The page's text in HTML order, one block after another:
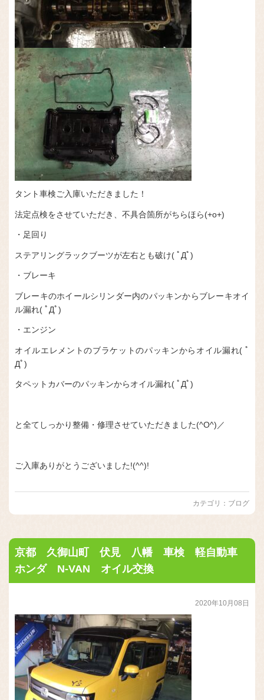
タント車検ご入庫いただきました！
法定点検をさせていただき、不具合箇所がちらほら(+o+)
・足回り
ステアリングラックブーツが左右とも破け( ﾟДﾟ)
・ブレーキ
ブレーキのホイールシリンダー内のパッキンからブレーキオイ
ル漏れ( ﾟДﾟ)
・エンジン
オイルエレメントのブラケットのパッキンからオイル漏れ( ﾟ
Дﾟ)
タペットカバーのパッキンからオイル漏れ( ﾟДﾟ)
と全てしっかり整備・修理させていただきました(^O^)／
ご入庫ありがとうございました!(^^)!
カテゴリ： ブログ
京都 久御山町 伏見 八幡 車検 軽自動車
ホンダ N-VAN オイル交換
2020年10月08日